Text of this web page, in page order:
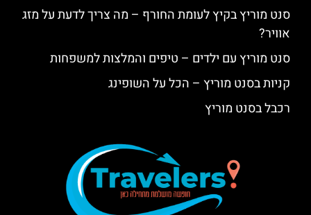
סנט מוריץ בקיץ לעומת החורף – מה צריך לדעת על מזג
אוויר?
סנט מוריץ עם ילדים – טיפים והמלצות למשפחות
קניות בסנט מוריץ – הכל על השופינג
רכבל בסנט מוריץ